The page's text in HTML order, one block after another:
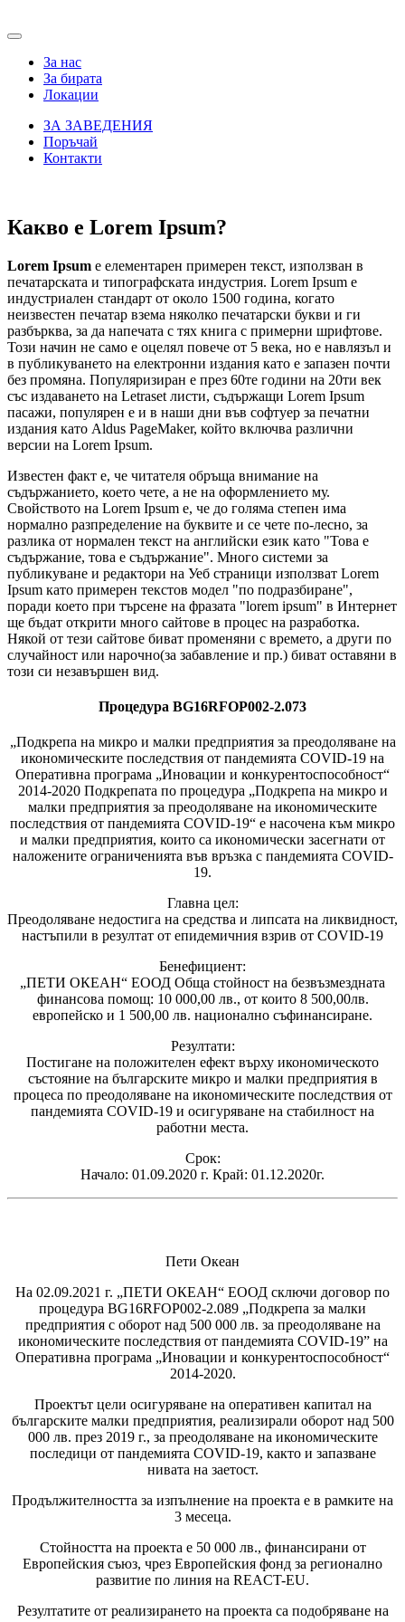
За нас
За бирата
Локации
ЗА ЗАВЕДЕНИЯ
Поръчай
Контакти
Какво е Lorem Ipsum?
Lorem Ipsum е елементарен примерен текст, използван в
печатарската и типографската индустрия. Lorem Ipsum е
индустриален стандарт от около 1500 година, когато
неизвестен печатар взема няколко печатарски букви и ги
разбърква, за да напечата с тях книга с примерни шрифтове.
Този начин не само е оцелял повече от 5 века, но е навлязъл и
в публикуването на електронни издания като е запазен почти
без промяна. Популяризиран е през 60те години на 20ти век
със издаването на Letraset листи, съдържащи Lorem Ipsum
пасажи, популярен е и в наши дни във софтуер за печатни
издания като Aldus PageMaker, който включва различни
версии на Lorem Ipsum.
Известен факт е, че читателя обръща внимание на
съдържанието, което чете, а не на оформлението му.
Свойството на Lorem Ipsum е, че до голяма степен има
нормално разпределение на буквите и се чете по-лесно, за
разлика от нормален текст на английски език като "Това е
съдържание, това е съдържание". Много системи за
публикуване и редактори на Уеб страници използват Lorem
Ipsum като примерен текстов модел "по подразбиране",
поради което при търсене на фразата "lorem ipsum" в Интернет
ще бъдат открити много сайтове в процес на разработка.
Някой от тези сайтове биват променяни с времето, а други по
случайност или нарочно(за забавление и пр.) биват оставяни в
този си незавършен вид.
Процедура BG16RFOP002-2.073
„Подкрепа на микро и малки предприятия за преодоляване на
икономическите последствия от пандемията COVID-19 на
Оперативна програма „Иновации и конкурентоспособност“
2014-2020 Подкрепата по процедура „Подкрепа на микро и
малки предприятия за преодоляване на икономическите
последствия от пандемията COVID-19“ е насочена към микро
и малки предприятия, които са икономически засегнати от
наложените ограниченията във връзка с пандемията COVID-
19.
Главна цел:
Преодоляване недостига на средства и липсата на ликвидност,
настъпили в резултат от епидемичния взрив от COVID-19
Бенефициент:
„ПЕТИ ОКЕАН“ ЕООД Обща стойност на безвъзмездната
финансова помощ: 10 000,00 лв., от които 8 500,00лв.
европейско и 1 500,00 лв. национално съфинансиране.
Резултати:
Постигане на положителен ефект върху икономическото
състояние на българските микро и малки предприятия в
процеса по преодоляване на икономическите последствия от
пандемията COVID-19 и осигуряване на стабилност на
работни места.
Срок:
Начало: 01.09.2020 г. Край: 01.12.2020г.
Пети Океан
На 02.09.2021 г. „ПЕТИ ОКЕАН“ ЕООД сключи договор по
процедура BG16RFOP002-2.089 „Подкрепа за малки
предприятия с оборот над 500 000 лв. за преодоляване на
икономическите последствия от пандемията COVID-19” на
Оперативна програма „Иновации и конкурентоспособност“
2014-2020.
Проектът цели осигуряване на оперативен капитал на
българските малки предприятия, реализирали оборот над 500
000 лв. през 2019 г., за преодоляване на икономическите
последици от пандемията COVID-19, както и запазване
нивата на заетост.
Продължителността за изпълнение на проекта е в рамките на
3 месеца.
Стойността на проекта е 50 000 лв., финансирани от
Европейския съюз, чрез Европейския фонд за регионално
развитие по линия на REACT-EU.
Резултатите от реализирането на проекта са подобряване на